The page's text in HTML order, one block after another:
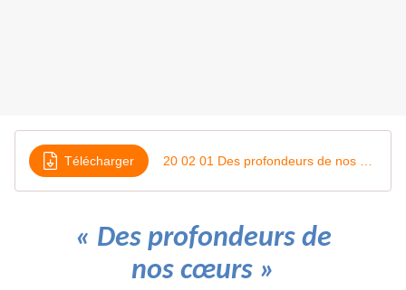
Télécharger
« Des profondeurs de
nos cœurs »